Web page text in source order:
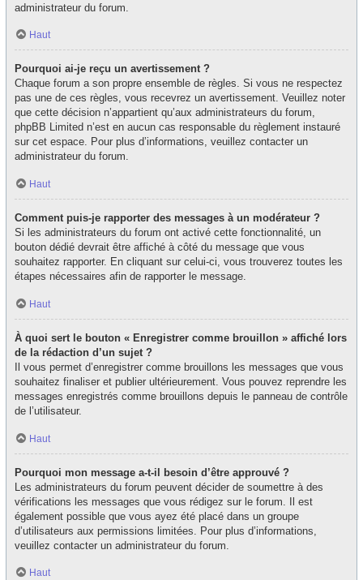
administrateur du forum.
Haut
Pourquoi ai-je reçu un avertissement ?
Chaque forum a son propre ensemble de règles. Si vous ne respectez
pas une de ces règles, vous recevrez un avertissement. Veuillez noter
que cette décision n’appartient qu’aux administrateurs du forum,
phpBB Limited n’est en aucun cas responsable du règlement instauré
sur cet espace. Pour plus d’informations, veuillez contacter un
administrateur du forum.
Haut
Comment puis-je rapporter des messages à un modérateur ?
Si les administrateurs du forum ont activé cette fonctionnalité, un
bouton dédié devrait être affiché à côté du message que vous
souhaitez rapporter. En cliquant sur celui-ci, vous trouverez toutes les
étapes nécessaires afin de rapporter le message.
Haut
À quoi sert le bouton « Enregistrer comme brouillon » affiché lors
de la rédaction d’un sujet ?
Il vous permet d’enregistrer comme brouillons les messages que vous
souhaitez finaliser et publier ultérieurement. Vous pouvez reprendre les
messages enregistrés comme brouillons depuis le panneau de contrôle
de l’utilisateur.
Haut
Pourquoi mon message a-t-il besoin d’être approuvé ?
Les administrateurs du forum peuvent décider de soumettre à des
vérifications les messages que vous rédigez sur le forum. Il est
également possible que vous ayez été placé dans un groupe
d’utilisateurs aux permissions limitées. Pour plus d’informations,
veuillez contacter un administrateur du forum.
Haut